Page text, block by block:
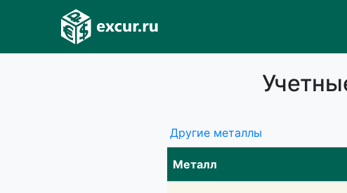
Другие металлы
Металл